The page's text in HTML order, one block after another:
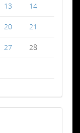
13 14
20 21
27 28